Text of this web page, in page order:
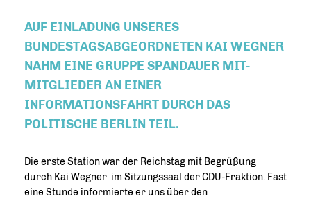
AUF EINLADUNG UNSERES
BUNDESTAGSABGEORDNETEN KAI WEGNER
NAHM EINE GRUPPE SPANDAUER MIT-
MITGLIEDER AN EINER
INFORMATIONSFAHRT DURCH DAS
POLITISCHE BERLIN TEIL.
Die erste Station war der Reichstag mit Begrüßung
durch Kai Wegner im Sitzungssaal der CDU-Fraktion. Fast
eine Stunde informierte er uns über den